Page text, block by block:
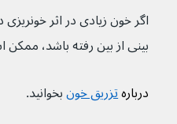
اگر خون زیادی در اثر
بینی از بین رفته باشد،
درباره تزریق خون بخوانید.